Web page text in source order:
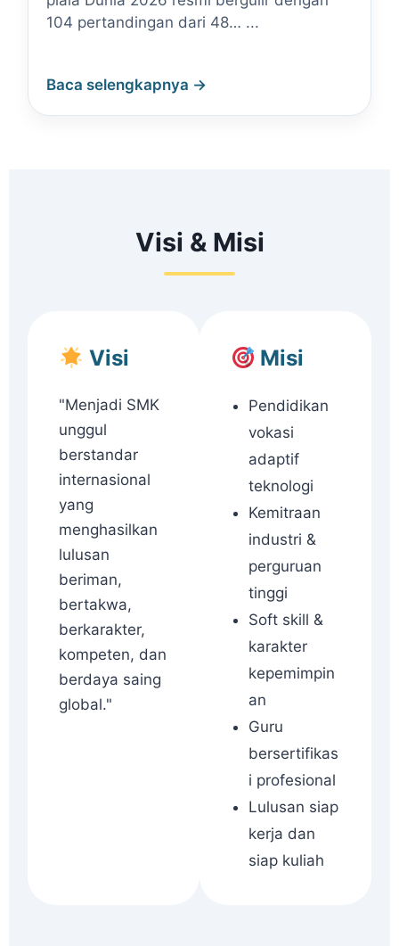
104 pertandingan dari 48… ...
Baca selengkapnya →
Visi & Misi
Visi
"Menjadi SMK
unggul
berstandar
internasional
yang
menghasilkan
lulusan
beriman,
bertakwa,
berkarakter,
kompeten, dan
berdaya saing
global."
Misi
Pendidikan
vokasi
adaptif
teknologi
Kemitraan
industri &
perguruan
tinggi
Soft skill &
karakter
kepemimpin
an
Guru
bersertifikas
i profesional
Lulusan siap
kerja dan
siap kuliah